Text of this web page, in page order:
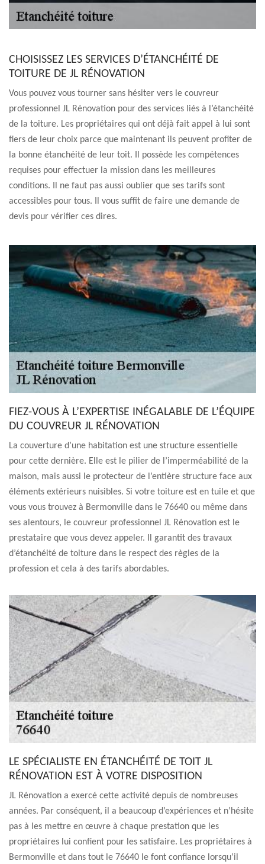
CHOISISSEZ LES SERVICES D’ÉTANCHÉITÉ DE
TOITURE DE JL RÉNOVATION
Vous pouvez vous tourner sans hésiter vers le couvreur
professionnel JL Rénovation pour des services liés à l’étanchéité
de la toiture. Les propriétaires qui ont déjà fait appel à lui sont
fiers de leur choix parce que maintenant ils peuvent profiter de
la bonne étanchéité de leur toit. Il possède les compétences
requises pour effectuer la mission dans les meilleures
conditions. Il ne faut pas aussi oublier que ses tarifs sont
accessibles pour tous. Il vous suffit de faire une demande de
devis pour vérifier ces dires.
FIEZ-VOUS À L’EXPERTISE INÉGALABLE DE L’ÉQUIPE
DU COUVREUR JL RÉNOVATION
La couverture d’une habitation est une structure essentielle
pour cette dernière. Elle est le pilier de l’imperméabilité de la
maison, mais aussi le protecteur de l’entière structure face aux
éléments extérieurs nuisibles. Si votre toiture est en tuile et que
vous vous trouvez à Bermonville dans le 76640 ou même dans
ses alentours, le couvreur professionnel JL Rénovation est le
prestataire que vous devez appeler. Il garantit des travaux
d’étanchéité de toiture dans le respect des règles de la
profession et cela à des tarifs abordables.
LE SPÉCIALISTE EN ÉTANCHÉITÉ DE TOIT JL
RÉNOVATION EST À VOTRE DISPOSITION
JL Rénovation a exercé cette activité depuis de nombreuses
années. Par conséquent, il a beaucoup d’expériences et n’hésite
pas à les mettre en œuvre à chaque prestation que les
propriétaires lui confient pour les satisfaire. Les propriétaires à
Bermonville et dans tout le 76640 le font confiance lorsqu’il